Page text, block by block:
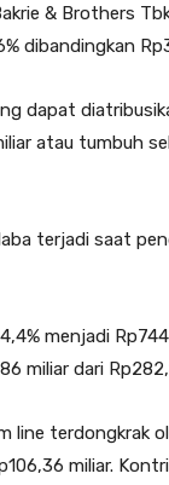
& Brothers
dibandingkan
dapat
atau tumbuh
terjadi saat
menjadi
miliar dari
line terdongkrak
miliar.